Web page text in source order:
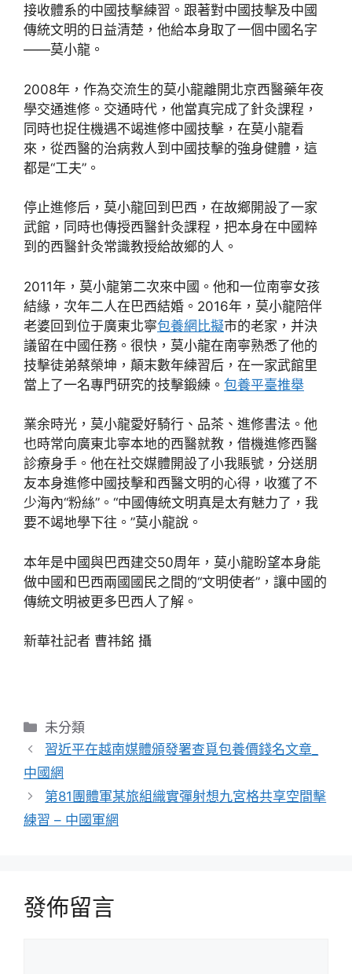
接收體系的中國技擊練習。跟著對中國技擊及中國
傳統文明的日益清楚，他給本身取了一個中國名字
——莫小龍。
2008年，作為交流生的莫小龍離開北京西醫藥年夜
學交通進修。交通時代，他當真完成了針灸課程，
同時也捉住機遇不竭進修中國技擊，在莫小龍看
來，從西醫的治病救人到中國技擊的強身健體，這
都是“工夫”。
停止進修后，莫小龍回到巴西，在故鄉開設了一家
武館，同時也傳授西醫針灸課程，把本身在中國粹
到的西醫針灸常識教授給故鄉的人。
2011年，莫小龍第二次來中國。他和一位南寧女孩
結緣，次年二人在巴西結婚。2016年，莫小龍陪伴
老婆回到位于廣東北寧包養網比擬市的老家，并決
議留在中國任務。很快，莫小龍在南寧熟悉了他的
技擊徒弟蔡榮坤，顛末數年練習后，在一家武館里
當上了一名專門研究的技擊鍛練。 包養平臺推舉
業余時光，莫小龍愛好騎行、品茶、進修書法。他
也時常向廣東北寧本地的西醫就教，借機進修西醫
診療身手。他在社交媒體開設了小我賬號，分送朋
友本身進修中國技擊和西醫文明的心得，收獲了不
少海內“粉絲”。“中國傳統文明真是太有魅力了，我
要不竭地學下往。”莫小龍說。
本年是中國與巴西建交50周年，莫小龍盼望本身能
做中國和巴西兩國國民之間的“文明使者”，讓中國的
傳統文明被更多巴西人了解。
新華社記者 曹祎銘 攝
分
類
未分類
習近平在越南媒體頒發署查覓包養價錢名文章_
中國網
第81團體軍某旅組織實彈射想九宮格共享空間擊
練習 – 中國軍網
發佈留言